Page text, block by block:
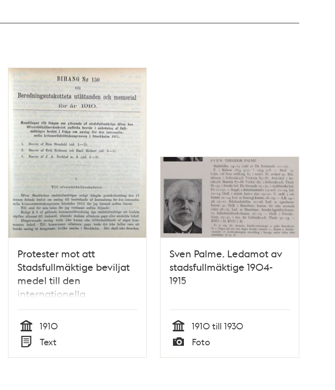
Protester mot att
Stadsfullmäktige beviljat
medel till den
internationella
kvinnorösträttskonferensen
1911
Tid
1910
Typ
Text
Sven Palme. Ledamot av
stadsfullmäktige 1904-
1915
Tid
1910 till 1930
Typ
Foto